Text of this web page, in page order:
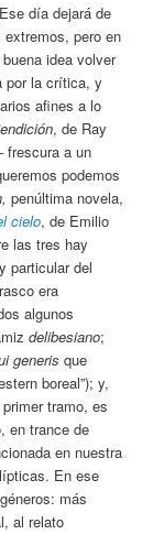
día dejará de
pero en
idea volver
por la crítica, y
afines a lo
, de Ray
frescura a un
podemos
penúltima novela,
cielo, de Emilio
las tres hay
particular del
era
algunos
delibesiano;
generis que
boreal”); y,
tramo, es
en trance de
en nuestra
En ese
más
al relato